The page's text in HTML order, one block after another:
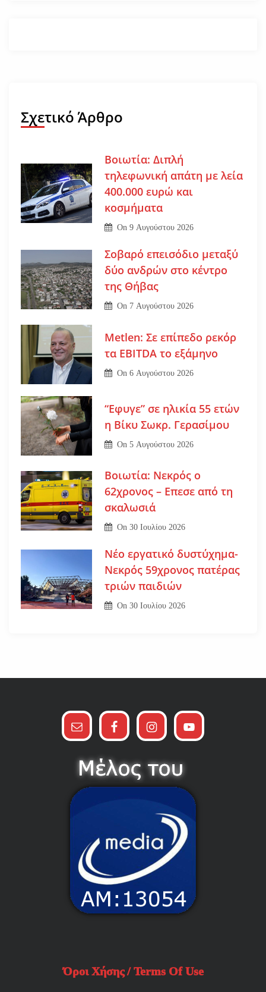
Σχετικό Άρθρο
Βοιωτία: Διπλή
τηλεφωνική απάτη με λεία
400.000 ευρώ και
κοσμήματα
On9 Αυγούστου 2026
Σοβαρό επεισόδιο μεταξύ
δύο ανδρών στο κέντρο
της Θήβας
On 7 Αυγούστου 2026
Metlen: Σε επίπεδο ρεκόρ
τα EBITDA το εξάμηνο
On6 Αυγούστου 2026
“Εφυγε” σε ηλικία 55 ετών
η Βίκυ Σωκρ. Γερασίμου
On5 Αυγούστου 2026
Βοιωτία: Νεκρός ο
62χρονος – Επεσε από τη
σκαλωσιά
On30 Ιουλίου 2026
Νέο εργατικό δυστύχημα-
Νεκρός 59χρονος πατέρας
τριών παιδιών
On30 Ιουλίου 2026
Όροι Χήσης / Terms Of Use